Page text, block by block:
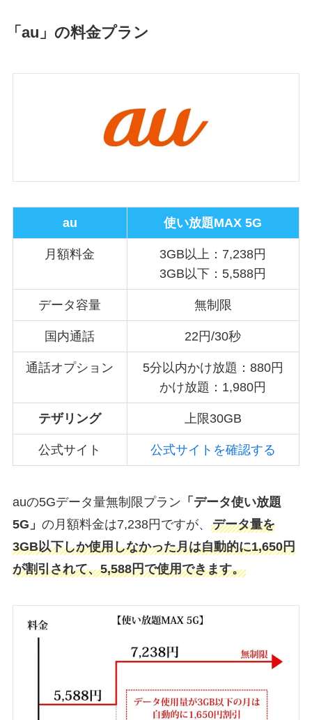
「au」の料金プラン
au 使い放題MAX 5G
月額料金
3GB以上：7,238円
3GB以下：5,588円
データ容量 無制限
国内通話 22円/30秒
通話オプション
5分以内かけ放題：880円
かけ放題：1,980円
テザリング 上限30GB
公式サイト 公式サイトを確認する
auの5Gデータ量無制限プラン 「データ使い放題
5G」 の月額料金は7,238円ですが、 データ量を
3GB以下しか使用しなかった月は自動的に1,650円
が割引されて、5,588円で使用できます。